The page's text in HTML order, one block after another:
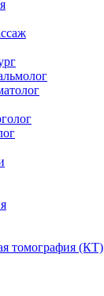
томография (КТ)